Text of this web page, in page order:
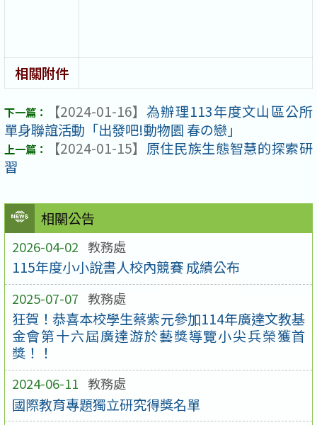
相關公告
2026-04-02 教務處
115年度小小說書人校內競賽 成績公布
2025-07-07 教務處
狂賀！恭喜本校學生蔡紫元參加114年廣達文教基
金會第十六屆廣達游於藝獎導覽小尖兵榮獲首
獎！！
2024-06-11 教務處
國際教育專題獨立研究得獎名單
相關附件
【2024-01-16】 為辦理113年度文山區公所
單身聯誼活動「出發吧!動物園 春の戀」
【2024-01-15】 原住民族生態智慧的探索研
習